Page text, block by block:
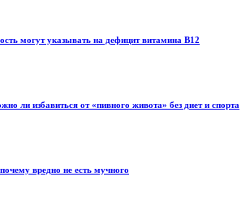
могут указывать на дефицит витамина В12
ли избавиться от «пивного живота» без диет и спорта
вредно не есть мучного